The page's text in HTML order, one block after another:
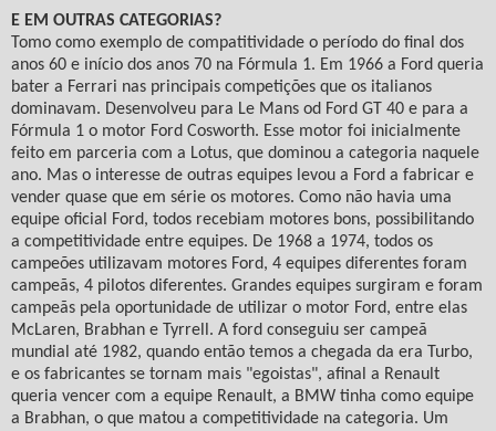
E EM OUTRAS CATEGORIAS?
Tomo como exemplo de compatitividade o período do final dos
anos 60 e início dos anos 70 na Fórmula 1. Em 1966 a Ford queria
bater a Ferrari nas principais competições que os italianos
dominavam. Desenvolveu para Le Mans od Ford GT 40 e para a
Fórmula 1 o motor Ford Cosworth. Esse motor foi inicialmente
feito em parceria com a Lotus, que dominou a categoria naquele
ano. Mas o interesse de outras equipes levou a Ford a fabricar e
vender quase que em série os motores. Como não havia uma
equipe oficial Ford, todos recebiam motores bons, possibilitando
a competitividade entre equipes. De 1968 a 1974, todos os
campeões utilizavam motores Ford, 4 equipes diferentes foram
campeãs, 4 pilotos diferentes. Grandes equipes surgiram e foram
campeãs pela oportunidade de utilizar o motor Ford, entre elas
McLaren, Brabhan e Tyrrell. A ford conseguiu ser campeã
mundial até 1982, quando então temos a chegada da era Turbo,
e os fabricantes se tornam mais "egoistas", afinal a Renault
queria vencer com a equipe Renault, a BMW tinha como equipe
a Brabhan, o que matou a competitividade na categoria. Um